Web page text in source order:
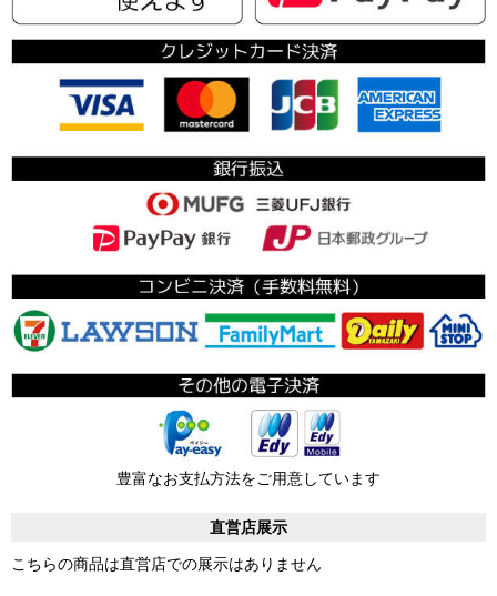
豊富なお支払方法をご用意しています
直営店展示
こちらの商品は直営店での展示はありません